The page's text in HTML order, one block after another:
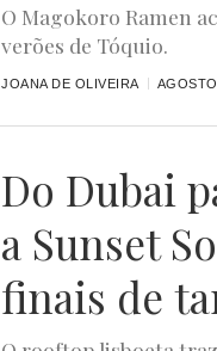
O Magokoro Ramen
verões de Tóquio.
JOANA DE OLIVEIRA
Do Dubai
a Sunset
finais de